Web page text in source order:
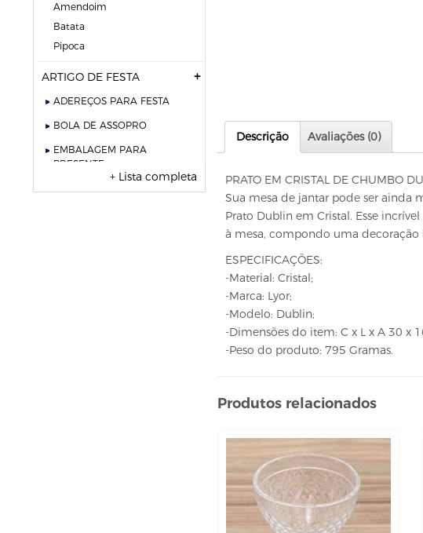
Descrição Avaliações (0)
PRATO EM CRISTAL DE CHUMBO
Sua mesa de jantar pode ser ainda
Prato Dublin em Cristal. Esse
à mesa, compondo uma decoração
ESPECIFICAÇÕES:
-Material: Cristal;
-Marca: Lyor;
-Modelo: Dublin;
-Dimensões do item: C x L x A 30 x
-Peso do produto: 795 Gramas.
Produtos relacionados
amendoim
batata
pipoca
ARTIGO DE FESTA
ADEREÇOS PARA FESTA
BOLA DE ASSOPRO
EMBALAGEM PARA
PRESENTE
+ Lista completa